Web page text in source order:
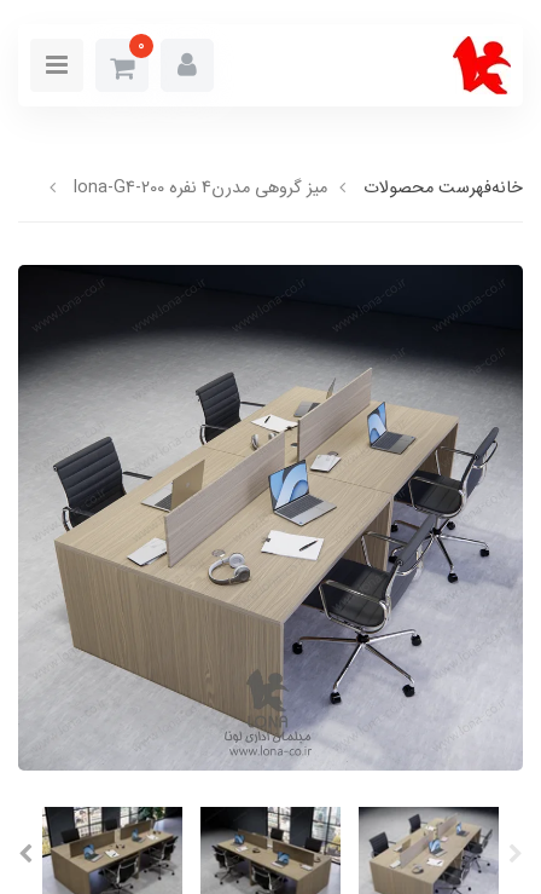
0
خانهفهرست محصولات میز گروهی مدرن4 نفره lona-G4-200